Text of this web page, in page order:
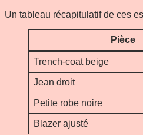
Un tableau récapitulatif de ces
Pièce
Trench-coat beige
Jean droit
Petite robe noire
Blazer ajusté